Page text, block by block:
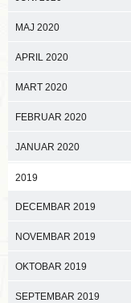
MAJ 2020
APRIL 2020
MART 2020
FEBRUAR 2020
JANUAR 2020
2019
DECEMBAR 2019
NOVEMBAR 2019
OKTOBAR 2019
SEPTEMBAR 2019